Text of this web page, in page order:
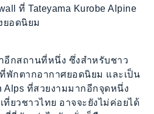
ที่ Tateyama Kurobe Alpine
ยอดนิยม
อีกสถานที่หนึ่ง ซึ่งสำหรับชาว
พักตากอากาศยอดนิยม และเป็น
Alps ที่สวยงามมากอีกจุดหนึ่ง
ที่ยวชาวไทย อาจจะยังไม่ค่อยได้